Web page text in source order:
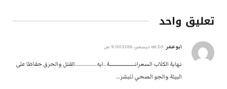
تعليق واحد
ابوعمر 20 ديسمبر، 2016 9:00 ص
نهاية الكلاب السعرانـــــــــــــــــــــــــة..ايه…………….القتل والحرق حفاظا على
البيئة والجو الصحي للبشر…